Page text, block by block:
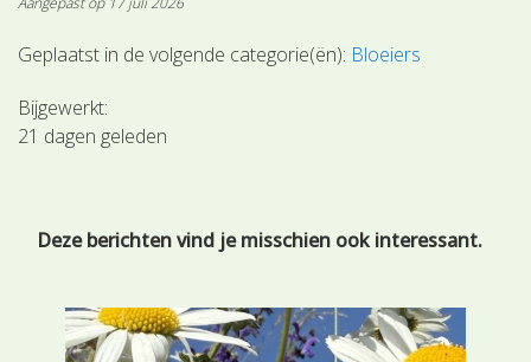
Geplaatst in de volgende categorie(ën): Bloeiers
Bijgewerkt:
21 dagen geleden
Deze berichten vind je misschien ook interessant.